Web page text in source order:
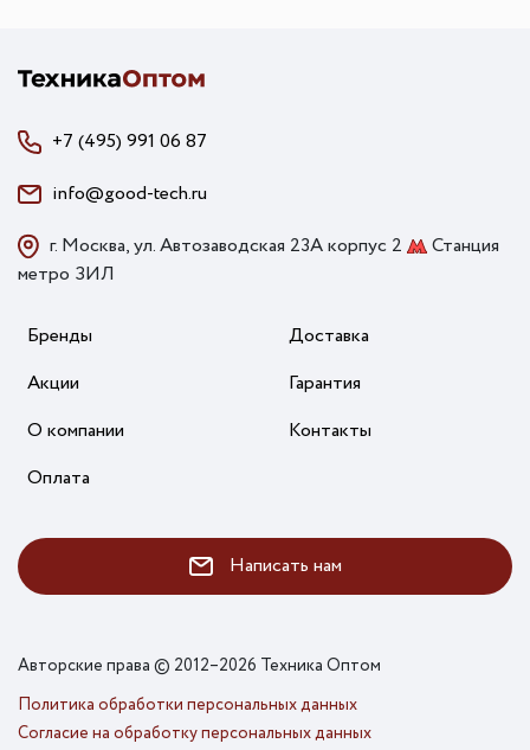
+7 (495) 991 06 87
info@good-tech.ru
г. Москва, ул. Автозаводская 23А корпус 2
Станция
метро ЗИЛ
Бренды
Акции
О компании
Оплата
Доставка
Гарантия
Контакты
Написать нам
Авторские права © 2012–2026 Техника Оптом
Политика обработки персональных данных
Согласие на обработку персональных данных